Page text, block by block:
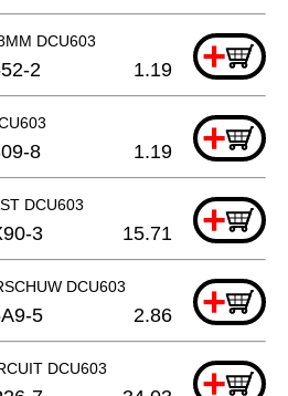
DCU603 +
2 1.19
+
8 1.19
DCU603 +
3 15.71
DCU603 +
5 2.86
DCU603 +